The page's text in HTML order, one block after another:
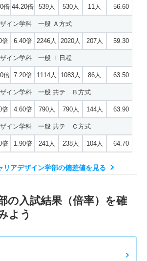
倍 44.20倍 539人 530人 11人 56.60
ザイン学科 一般 Ａ方式
倍 6.40倍 2246人 2020人 207人 59.30
イン学科 一般 Ｔ日程
倍 7.20倍 1114人 1083人 86人 63.50
ザイン学科 一般 共テ Ｂ方式
倍 4.60倍 790人 790人 144人 63.90
ザイン学科 一般 共テ Ｃ方式
倍 1.90倍 241人 238人 104人 64.70
リアデザイン学部の偏差値を見る
の入試結果（倍率）を確
よう